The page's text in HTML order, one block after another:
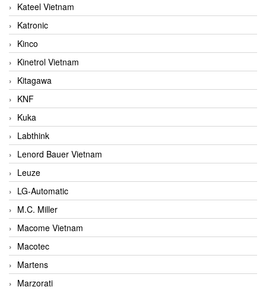
Kateel Vietnam
Katronic
Kinco
Kinetrol Vietnam
Kitagawa
KNF
Kuka
Labthink
Lenord Bauer Vietnam
Leuze
LG-Automatic
M.C. Miller
Macome Vietnam
Macotec
Martens
Marzorati